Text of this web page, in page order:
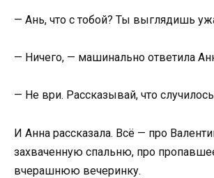
— Ань, что с тобой? Ты выглядишь
— Ничего, — машинально ответила
— Не ври. Рассказывай, что
И Анна рассказала. Всё — про
захваченную спальню, про
вчерашнюю вечеринку.